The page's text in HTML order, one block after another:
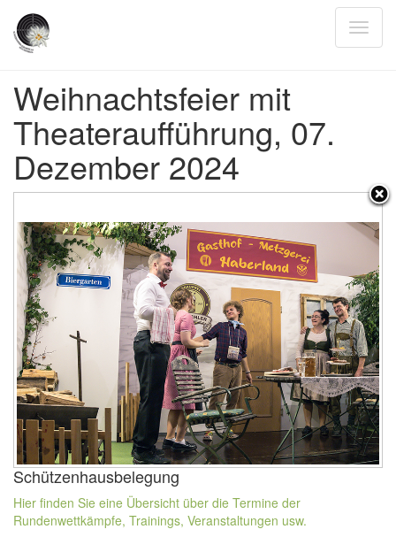
Weihnachtsfeier mit
Theateraufführung, 07.
Dezember 2024
Schützenhausbelegung
Hier finden Sie eine Übersicht über die Termine der
Rundenwettkämpfe, Trainings, Veranstaltungen usw.